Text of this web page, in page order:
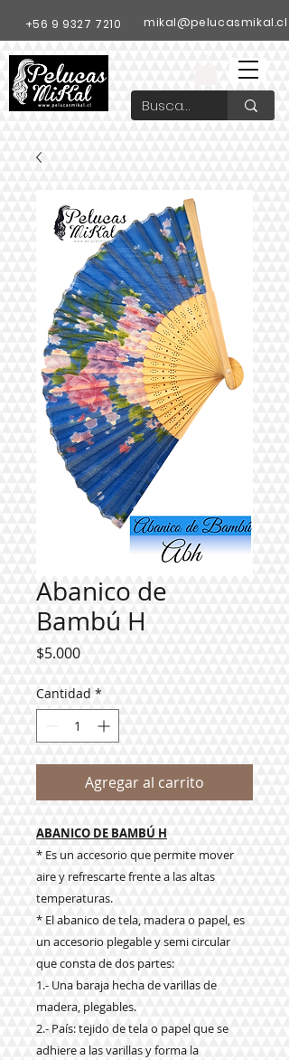
+56 9 9327 7210 mikal@pelucasmikal.cl
Abanico de
Bambú H
$5.000Precio
Cantidad *
Agregar al carrito
ABANICO DE BAMBÚ H
* Es un accesorio que permite mover
aire y refrescarte frente a las altas
temperaturas.
* El abanico de tela, madera o papel, es
un accesorio plegable y semi circular
que consta de dos partes:
1.- Una baraja hecha de varillas de
madera, plegables.
2.- País: tejido de tela o papel que se
adhiere a las varillas y forma la